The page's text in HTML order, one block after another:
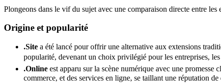
Plongeons dans le vif du sujet avec une comparaison directe entre
Origine et popularité
.Site a été lancé pour offrir une alternative aux extensions
popularité, devenant un choix privilégié pour les entreprises,
.Online est apparu sur la scène numérique avec une promesse
commerce, et des services en ligne, se taillant une réputation